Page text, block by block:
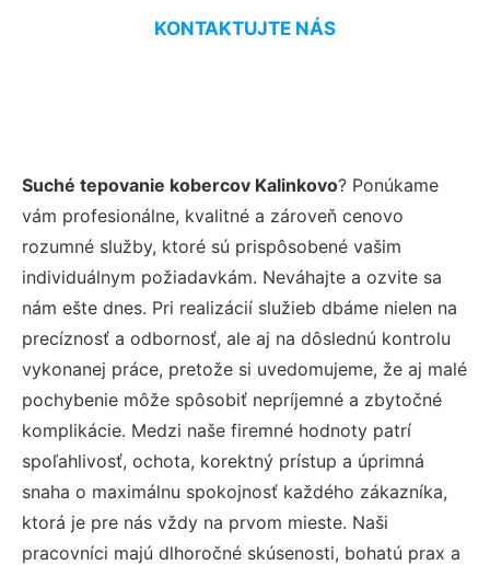
KONTAKTUJTE NÁS
Suché tepovanie kobercov Kalinkovo? Ponúkame
vám profesionálne, kvalitné a zároveň cenovo
rozumné služby, ktoré sú prispôsobené vašim
individuálnym požiadavkám. Neváhajte a ozvite sa
nám ešte dnes. Pri realizácií služieb dbáme nielen na
precíznosť a odbornosť, ale aj na dôslednú kontrolu
vykonanej práce, pretože si uvedomujeme, že aj malé
pochybenie môže spôsobiť nepríjemné a zbytočné
komplikácie. Medzi naše firemné hodnoty patrí
spoľahlivosť, ochota, korektný prístup a úprimná
snaha o maximálnu spokojnosť každého zákazníka,
ktorá je pre nás vždy na prvom mieste. Naši
pracovníci majú dlhoročné skúsenosti, bohatú prax a